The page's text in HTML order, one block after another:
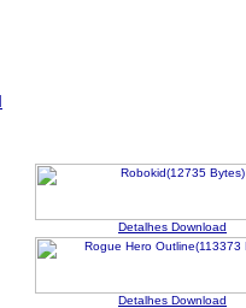
Detalhes Download
Detalhes Download